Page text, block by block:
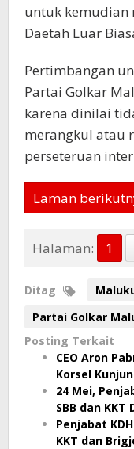
untuk kemudian
Daetah Luar
Pertimbangan
Partai Golkar
karena dinilai
merangkul atau
perseteruan
Laman
Halaman: 1
Ditag
Partai Golkar
Posting Terkait
CEO Aron
Korsel
24 Mei,
SBB dan
Penjabat
KKT dan